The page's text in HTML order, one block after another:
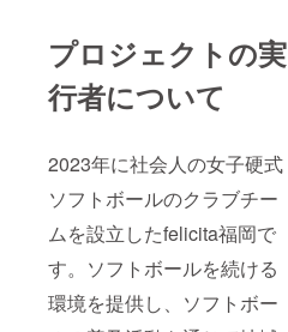
プロジェクトの実
行者について
2023年に社会人の女子硬式
ソフトボールのクラブチー
ムを設立したfelicita福岡で
す。ソフトボールを続ける
環境を提供し、ソフトボー